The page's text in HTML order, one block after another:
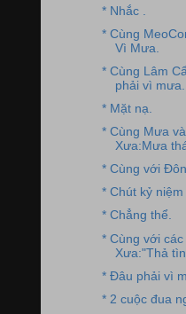
* Nhắc .
* Cùng
Vì Mưa.
* Cùng Lâm
phải vì mưa.
* Mặt nạ.
* Cùng Mưa
Xưa:Mưa
* Cùng với
* Chút kỷ
* Chẳng thể.
* Cùng với
Xưa:"Thả
* Đâu phải vì
* 2 cuộc đua